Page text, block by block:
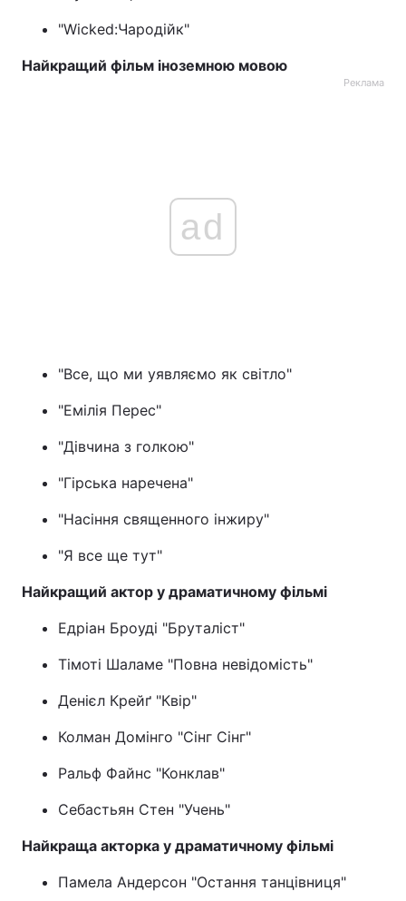
"Wicked:Чародійк"
Найкращий фільм іноземною мовою
Реклама
ad
"Все, що ми уявляємо як світло"
"Емілія Перес"
"Дівчина з голкою"
"Гірська наречена"
"Насіння священного інжиру"
"Я все ще тут"
Найкращий актор у драматичному фільмі
Едріан Броуді "Бруталіст"
Тімоті Шаламе "Повна невідомість"
Денієл Крейґ "Квір"
Колман Домінго "Сінг Сінг"
Ральф Файнс "Конклав"
Себастьян Стен "Учень"
Найкраща акторка у драматичному фільмі
Памела Андерсон "Остання танцівниця"